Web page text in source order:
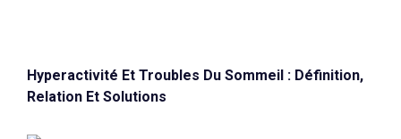
Hyperactivité Et Troubles Du Sommeil : Définition,
Relation Et Solutions